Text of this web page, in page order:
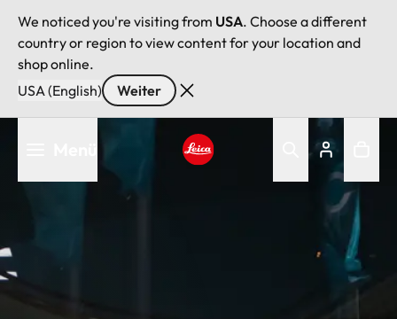
We noticed you're visiting from USA. Choose a different
country or region to view content for your location and
shop online.
USA (English)
Weiter